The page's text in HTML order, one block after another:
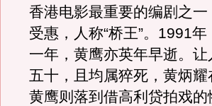
香港电影最重要的编剧之
受惠，人称“桥王”。1991
一年，黄鹰亦英年早逝。
五十，且均属猝死，黄炳
黄鹰则落到借高利贷拍戏